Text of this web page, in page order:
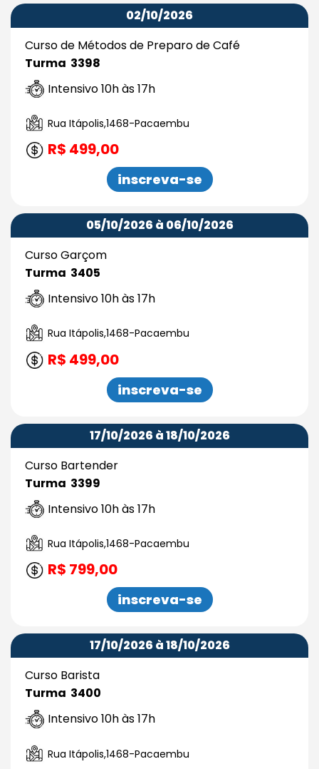
02/10/2026
Curso de Métodos de Preparo de Café
Turma 3398
Intensivo 10h às 17h
Rua Itápolis,1468-Pacaembu
R$ 499,00
inscreva-se
05/10/2026 à 06/10/2026
Curso Garçom
Turma 3405
Intensivo 10h às 17h
Rua Itápolis,1468-Pacaembu
R$ 499,00
inscreva-se
17/10/2026 à 18/10/2026
Curso Bartender
Turma 3399
Intensivo 10h às 17h
Rua Itápolis,1468-Pacaembu
R$ 799,00
inscreva-se
17/10/2026 à 18/10/2026
Curso Barista
Turma 3400
Intensivo 10h às 17h
Rua Itápolis,1468-Pacaembu